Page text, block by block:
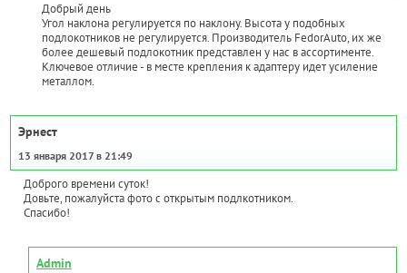
Добрый день
Угол наклона регулируется по наклону. Высота у подобных
подлокотников не регулируется. Производитель FedorAuto, их же
более дешевый подлокотник представлен у нас в ассортименте.
Ключевое отличие - в месте крепления к адаптеру идет усиление
металлом.
Эрнест
13 января 2017 в 21:49
Доброго времени суток!
Довьте, пожалуйста фото с открытым подлкотником.
Спасибо!
Admin